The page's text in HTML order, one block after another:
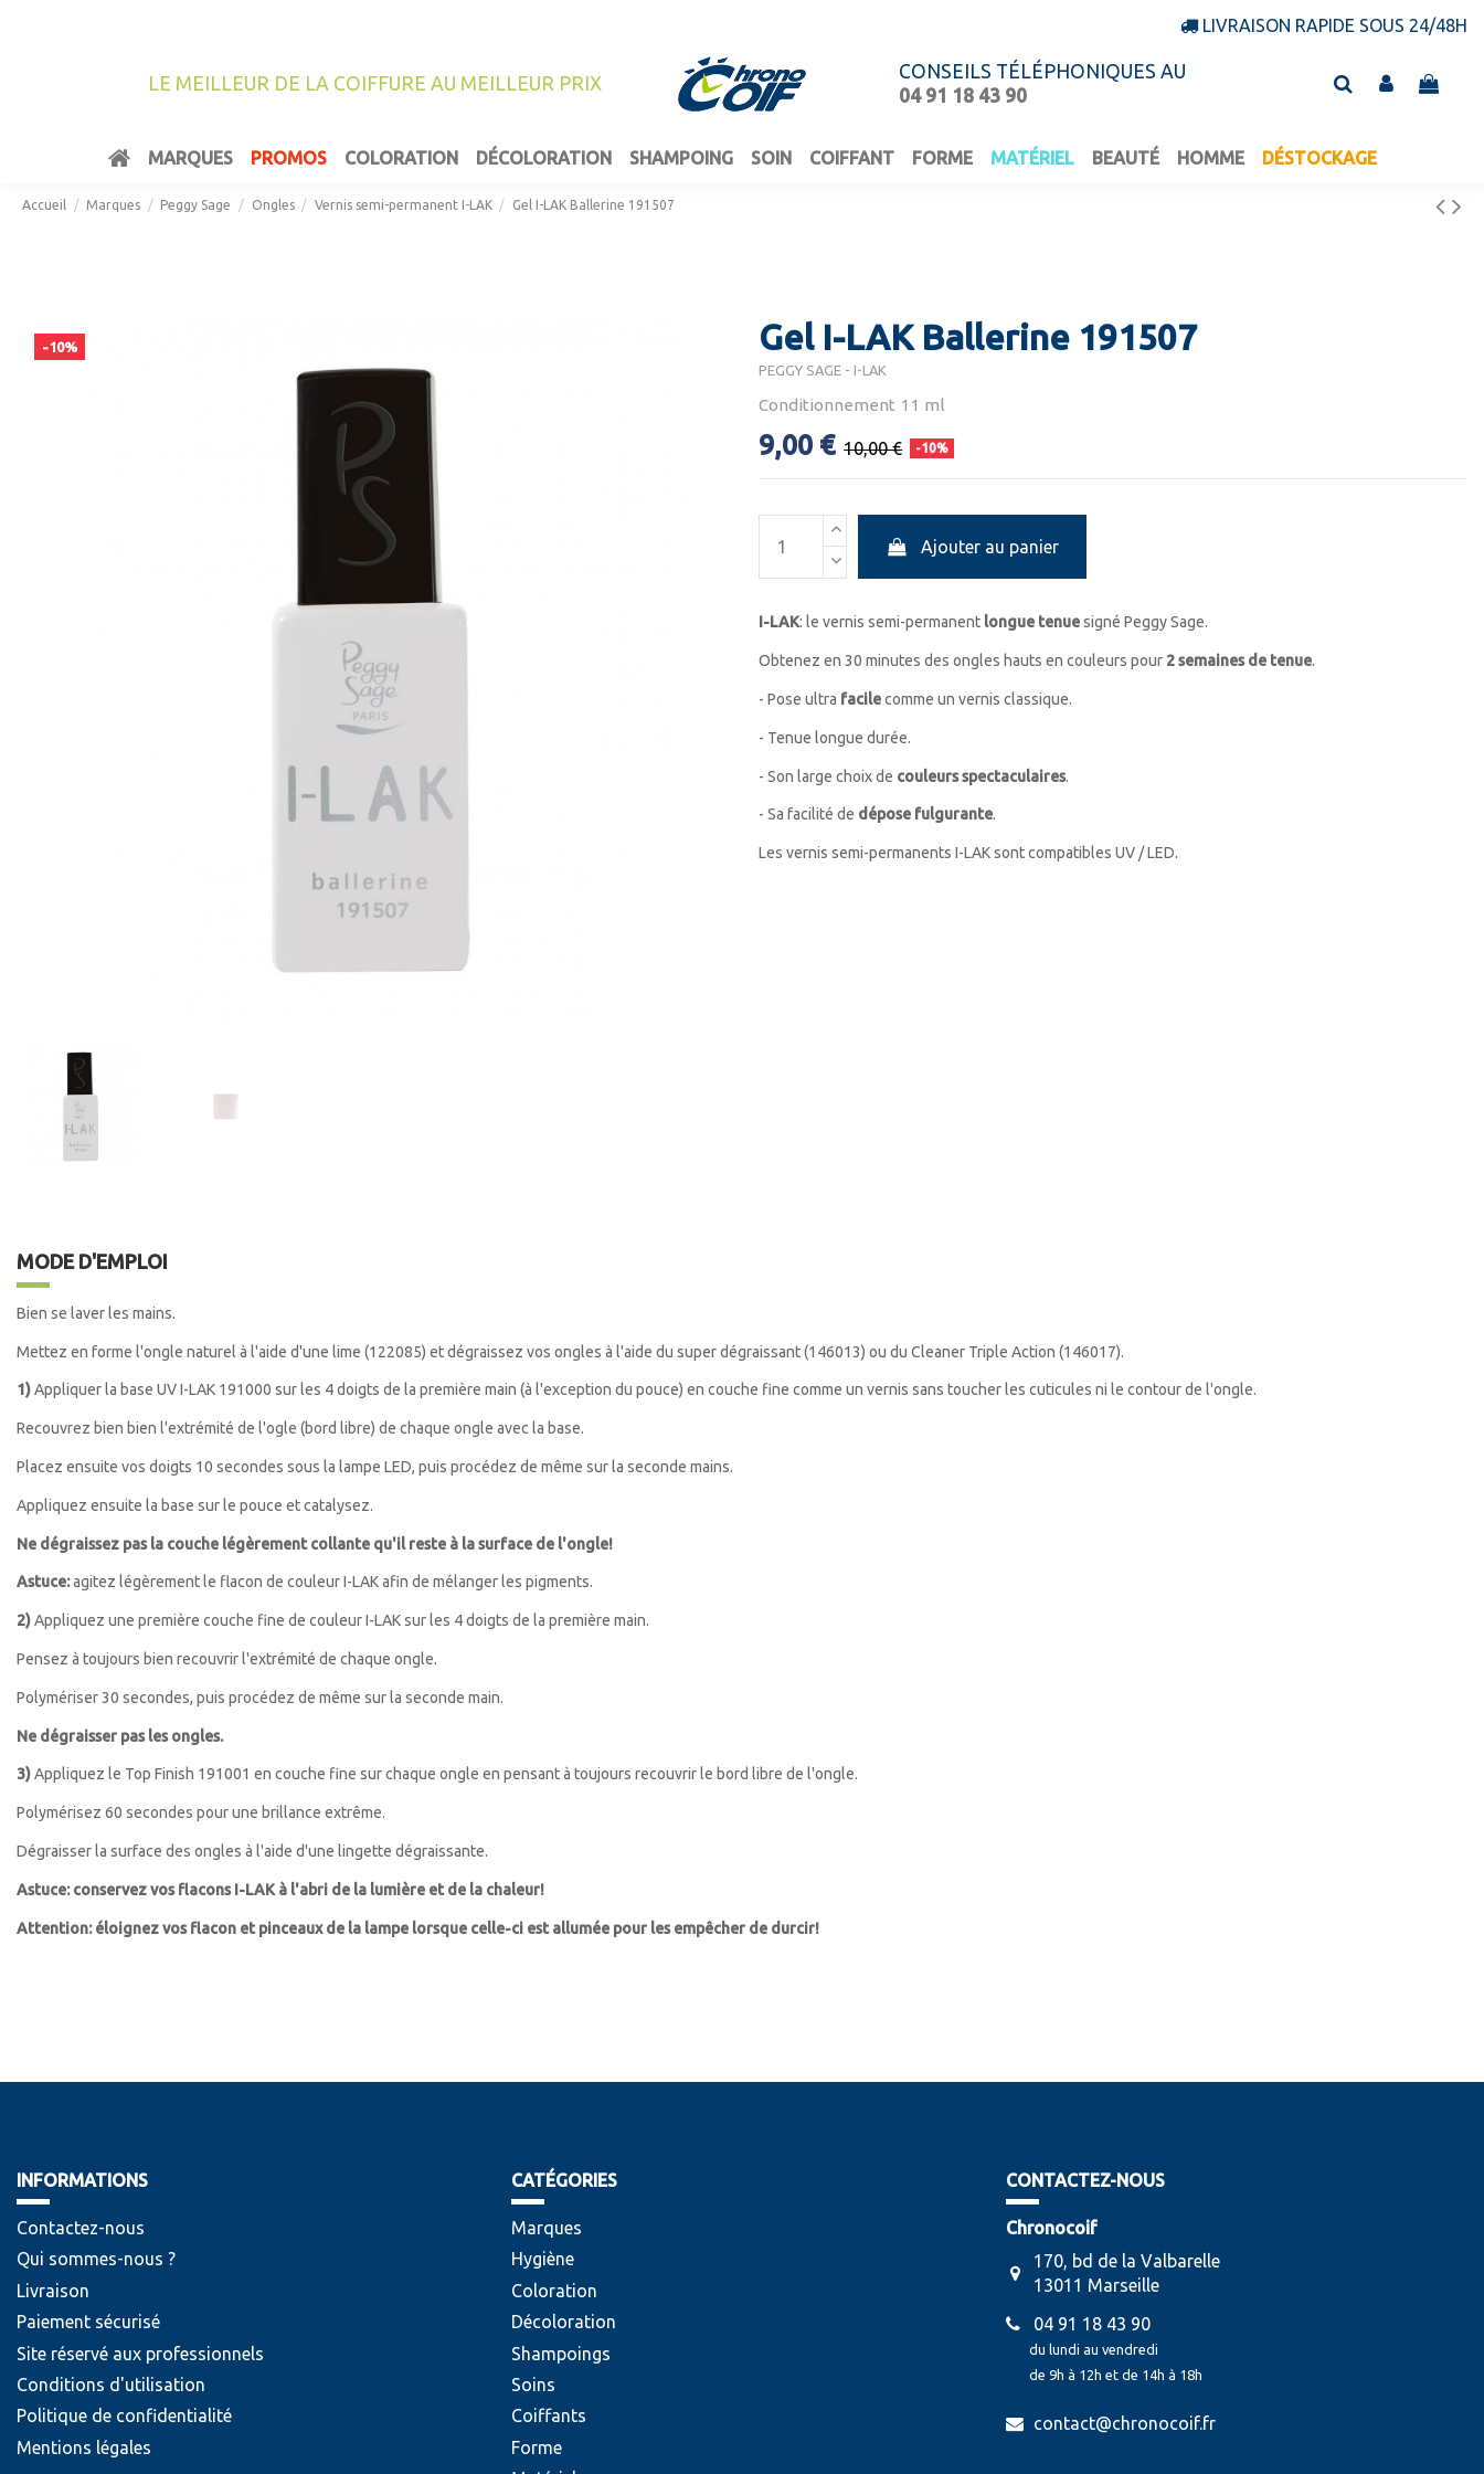
LIVRAISON RAPIDE SOUS 24/48H
LE MEILLEUR DE LA COIFFURE AU MEILLEUR PRIX
CONSEILS TÉLÉPHONIQUES AU
04 91 18 43 90
MARQUES PROMOS COLORATION DÉCOLORATION SHAMPOING SOIN COIFFANT FORME MATÉRIEL BEAUTÉ HOMME DÉSTOCKAGE
Accueil Marques Peggy Sage Ongles Vernis semi-permanent I-LAK Gel I-LAK Ballerine 191507
-10% Gel I-LAK Ballerine 191507
PEGGY SAGE - I-LAK
Conditionnement 11 ml
9,00 € 10,00 € -10%
Ajouter au panier
I-LAK: le vernis semi-permanent longue tenuesigné Peggy Sage.
Obtenez en 30 minutes des ongles hauts en couleurs pour 2 semaines de tenue.
- Pose ultra facilecomme un vernis classique.
- Tenue longue durée.
- Son large choix de couleurs spectaculaires.
- Sa facilité de dépose fulgurante.
Les vernis semi-permanents I-LAK sont compatibles UV / LED.
MODE D'EMPLOI
Bien se laver les mains.
Mettez en forme l'ongle naturel à l'aide d'une lime (122085) et dégraissez vos ongles à l'aide du super dégraissant (146013) ou du Cleaner Triple Action (146017).
1)Appliquer la base UV I-LAK 191000 sur les 4 doigts de la première main (à l'exception du pouce) en couche fine comme un vernis sans toucher les cuticules ni le contour de l'ongle.
Recouvrez bien bien l'extrémité de l'ogle (bord libre) de chaque ongle avec la base.
Placez ensuite vos doigts 10 secondes sous la lampe LED, puis procédez de même sur la seconde mains.
Appliquez ensuite la base sur le pouce et catalysez.
Ne dégraissez pas la couche légèrement collante qu'il reste à la surface de l'ongle!
Astuce:agitez légèrement le flacon de couleur I-LAK afin de mélanger les pigments.
2)Appliquez une première couche fine de couleur I-LAK sur les 4 doigts de la première main.
Pensez à toujours bien recouvrir l'extrémité de chaque ongle.
Polymériser 30 secondes, puis procédez de même sur la seconde main.
Ne dégraisser pas les ongles.
3)Appliquez le Top Finish 191001 en couche fine sur chaque ongle en pensant à toujours recouvrir le bord libre de l'ongle.
Polymérisez 60 secondes pour une brillance extrême.
Dégraisser la surface des ongles à l'aide d'une lingette dégraissante.
Astuce: conservez vos flacons I-LAK à l'abri de la lumière et de la chaleur!
Attention: éloignez vos flacon et pinceaux de la lampe lorsque celle-ci est allumée pour les empêcher de durcir!
INFORMATIONS
Contactez-nous
Qui sommes-nous ?
Livraison
Paiement sécurisé
Site réservé aux professionnels
Conditions d'utilisation
Politique de confidentialité
Mentions légales
CATÉGORIES
Marques
Hygiène
Coloration
Décoloration
Shampoings
Soins
Coiffants
Forme
CONTACTEZ-NOUS
Chronocoif
170, bd de la Valbarelle
13011 Marseille
04 91 18 43 90
du lundi au vendredi
de 9h à 12h et de 14h à 18h
contact@chronocoif.fr